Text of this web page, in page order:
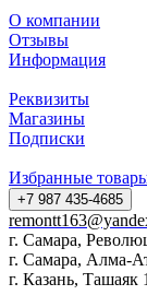
О компании
Отзывы
Информация
Реквизиты
Магазины
Подписки
Избранные
+7 987 435-4685
г. Самара,
г. Самара, Алма-
г. Казань, Ташаяк 1